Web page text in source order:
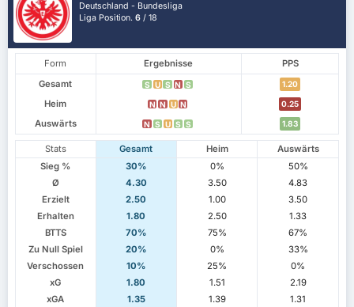
Deutschland - Bundesliga
Liga Position.6 / 18
Form Ergebnisse
PPS
Gesamt
S U S N S 1.20
Heim N N U N 0.25
Auswärts N S U S S 1.83
Stats Gesamt Heim
Auswärts
Sieg %
30% 0%
50%
Ø
4.30 3.50
4.83
Erzielt
2.50 1.00
3.50
Erhalten
1.80 2.50
1.33
BTTS
70% 75%
67%
Zu Null Spiel
20% 0%
33%
Verschossen
10% 25%
0%
xG
1.80 1.51
2.19
xGA
1.35 1.39 1.31